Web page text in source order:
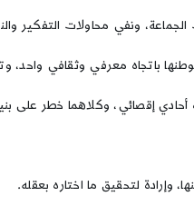
ونفي محاولات التفكير
باتجاه معرفي وثقافي واحد،
إقصائي، وكلاهما خطر على
وإرادة لتحقيق ما اختاره بعقله.